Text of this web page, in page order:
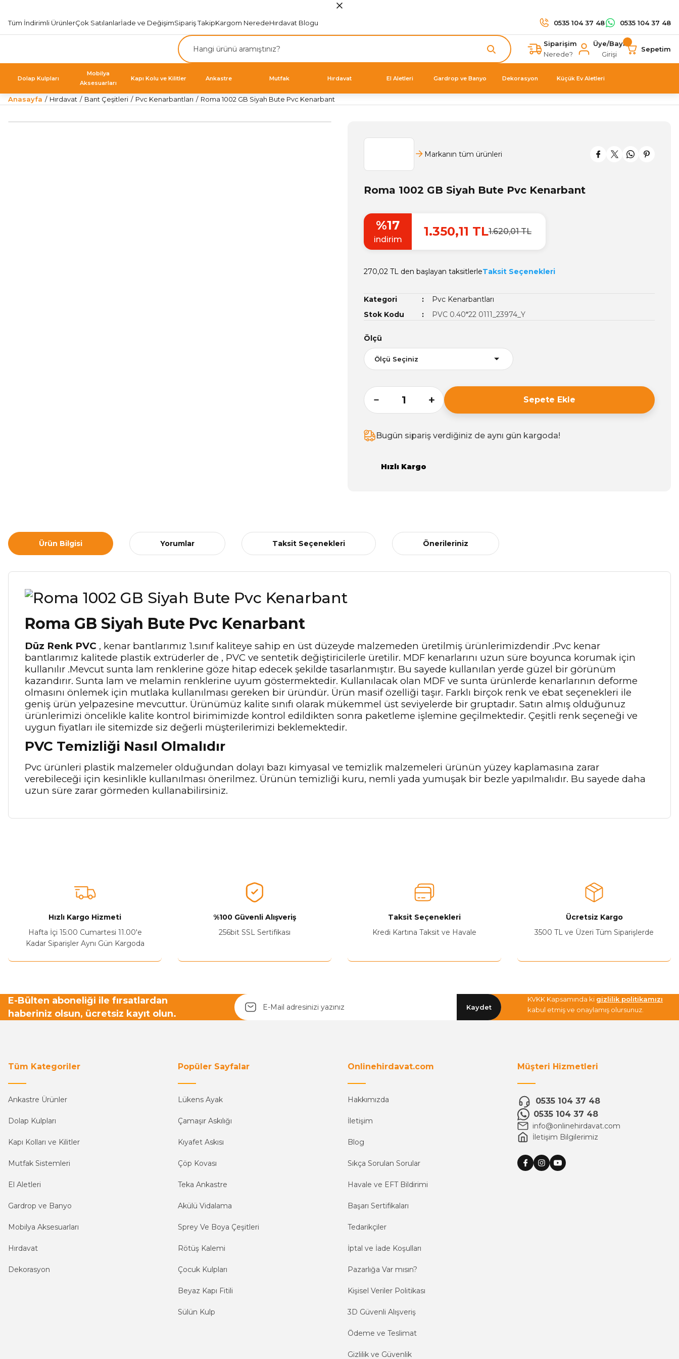
Tüm İndirimli ÜrünlerÇok Satılanlarİade ve DeğişimSipariş TakipKargom NeredeHırdavat Blogu 0535 104 37 48 0535 104 37 48
Siparişim
Nerede?
Üye/Bayi
Girişi
Sepetim
Dolap Kulpları
Mobilya
Aksesuarları
Kapı Kolu ve Kilitler Ankastre Mutfak Hırdavat El Aletleri Gardrop ve Banyo Dekorasyon Küçük Ev Aletleri
Anasayfa Hırdavat Bant Çeşitleri Pvc Kenarbantları Roma 1002 GB Siyah Bute Pvc Kenarbant
Markanın tüm ürünleri
Roma 1002 GB Siyah Bute Pvc Kenarbant
%17
indirim
1.350,11 TL1.620,01 TL
270,02 TL den başlayan taksitlerleTaksit Seçenekleri
Kategori
Pvc Kenarbantları
Stok Kodu
PVC 0.40*22 0111_23974_Y
Ölçü
Sepete Ekle
Bugün sipariş verdiğiniz de aynı gün kargoda!
Hızlı Kargo
Ürün Bilgisi Yorumlar Taksit Seçenekleri Önerileriniz
Roma GB Siyah Bute Pvc Kenarbant
Düz Renk PVC , kenar bantlarımız 1.sınıf kaliteye sahip en üst düzeyde malzemeden üretilmiş ürünlerimizdendir .Pvc kenar
bantlarımız kalitede plastik extrüderler de , PVC ve sentetik değiştiricilerle üretilir. MDF kenarlarını uzun süre boyunca korumak için
kullanılır .Mevcut sunta lam renklerine göze hitap edecek şekilde tasarlanmıştır. Bu sayede kullanılan yerde güzel bir görünüm
kazandırır. Sunta lam ve melamin renklerine uyum göstermektedir. Kullanılacak olan MDF ve sunta ürünlerde kenarlarının deforme
olmasını önlemek için mutlaka kullanılması gereken bir üründür. Ürün masif özelliği taşır. Farklı birçok renk ve ebat seçenekleri ile
geniş ürün yelpazesine mevcuttur. Ürünümüz kalite sınıfı olarak mükemmel üst seviyelerde bir gruptadır. Satın almış olduğunuz
ürünlerimizi öncelikle kalite kontrol birimimizde kontrol edildikten sonra paketleme işlemine geçilmektedir. Çeşitli renk seçeneği ve
uygun fiyatları ile sitemizde siz değerli müşterilerimizi beklemektedir.
PVC Temizliği Nasıl Olmalıdır
Pvc ürünleri plastik malzemeler olduğundan dolayı bazı kimyasal ve temizlik malzemeleri ürünün yüzey kaplamasına zarar
verebileceği için kesinlikle kullanılması önerilmez. Ürünün temizliği kuru, nemli yada yumuşak bir bezle yapılmalıdır. Bu sayede daha
uzun süre zarar görmeden kullanabilirsiniz.
Ürün açıklamasında eksik bilgiler bulunuyor.
Bu ürüne benzer farklı alternatifler olmalı.
Yetkiliye Gönder
Hızlı Kargo Hizmeti
Hafta İçi 15:00 Cumartesi 11.00'e
Kadar Siparişler Aynı Gün Kargoda
%100 Güvenli Alışveriş
256bit SSL Sertifikası
Taksit Seçenekleri
Kredi Kartına Taksit ve Havale
Ücretsiz Kargo
3500 TL ve Üzeri Tüm Siparişlerde
E-Bülten aboneliği ile fırsatlardan
haberiniz olsun, ücretsiz kayıt olun.
Kaydet
KVKK Kapsamında ki gizlilik politikamızı
kabul etmiş ve onaylamış olursunuz.
Tüm Kategoriler
Ankastre Ürünler
Dolap Kulpları
Kapı Kolları ve Kilitler
Mutfak Sistemleri
El Aletleri
Gardrop ve Banyo
Mobilya Aksesuarları
Hırdavat
Dekorasyon
Popüler Sayfalar
Lükens Ayak
Çamaşır Askılığı
Kıyafet Askısı
Çöp Kovası
Teka Ankastre
Akülü Vidalama
Sprey Ve Boya Çeşitleri
Rötüş Kalemi
Çocuk Kulpları
Beyaz Kapı Fitili
Sülün Kulp
Onlinehirdavat.com
Hakkımızda
İletişim
Blog
Sıkça Sorulan Sorular
Havale ve EFT Bildirimi
Başarı Sertifikaları
Tedarikçiler
İptal ve İade Koşulları
Pazarlığa Var mısın?
Kişisel Veriler Politikası
3D Güvenli Alışveriş
Ödeme ve Teslimat
Gizlilik ve Güvenlik
Müşteri Hizmetleri
0535 104 37 48
0535 104 37 48
info@onlinehirdavat.com
İletişim Bilgilerimiz